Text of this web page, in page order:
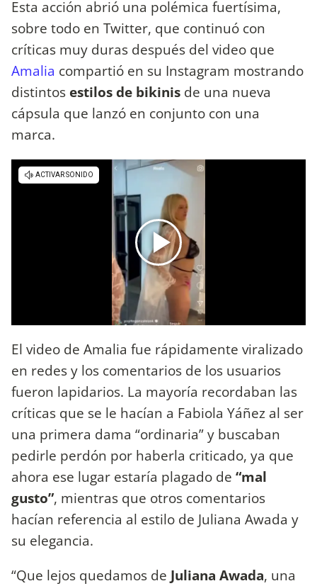
Esta acción abrió una polémica fuertísima,
sobre todo en Twitter, que continuó con
críticas muy duras después del video que
Amalia compartió en su Instagram mostrando
distintos estilos de bikinis de una nueva
cápsula que lanzó en conjunto con una
marca.
El video de Amalia fue rápidamente viralizado
en redes y los comentarios de los usuarios
fueron lapidarios. La mayoría recordaban las
críticas que se le hacían a Fabiola Yáñez al ser
una primera dama “ordinaria” y buscaban
pedirle perdón por haberla criticado, ya que
ahora ese lugar estaría plagado de “mal
gusto”, mientras que otros comentarios
hacían referencia al estilo de Juliana Awada y
su elegancia.
“Que lejos quedamos de Juliana Awada, una